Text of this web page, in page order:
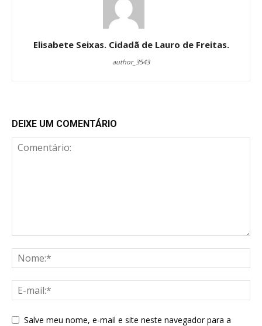
Elisabete Seixas. Cidadã de Lauro de Freitas.
author_3543
DEIXE UM COMENTÁRIO
Salve meu nome, e-mail e site neste navegador para a